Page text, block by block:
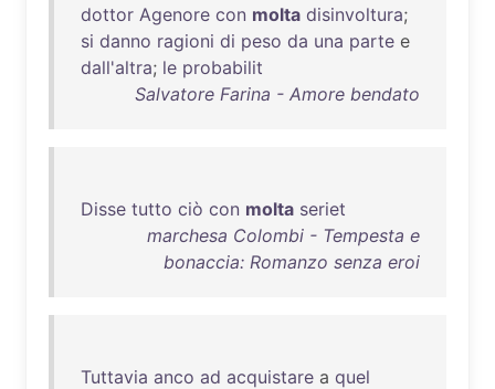
dottor Agenore con molta disinvoltura;
si danno ragioni di peso da una parte e
dall'altra; le probabilit
Salvatore Farina - Amore bendato
Disse tutto ciò con molta seriet
marchesa Colombi - Tempesta e
bonaccia: Romanzo senza eroi
Tuttavia anco ad acquistare a quel